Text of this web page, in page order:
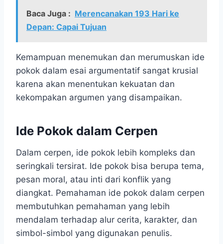
Baca Juga : Merencanakan 193 Hari ke
Depan: Capai Tujuan
Kemampuan menemukan dan merumuskan ide
pokok dalam esai argumentatif sangat krusial
karena akan menentukan kekuatan dan
kekompakan argumen yang disampaikan.
Ide Pokok dalam Cerpen
Dalam cerpen, ide pokok lebih kompleks dan
seringkali tersirat. Ide pokok bisa berupa tema,
pesan moral, atau inti dari konflik yang
diangkat. Pemahaman ide pokok dalam cerpen
membutuhkan pemahaman yang lebih
mendalam terhadap alur cerita, karakter, dan
simbol-simbol yang digunakan penulis.